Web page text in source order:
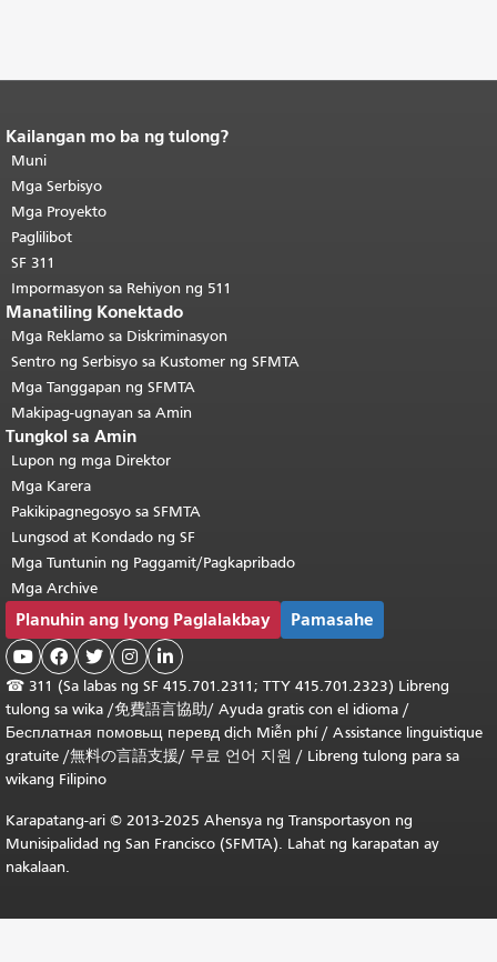
Katapusan ng nilalaman ng
pahina.
pahinang ito ay nauulit sa bawat
pahina.Bumalik sa tuktok ng
pangunahing nilalaman
Kailangan mo ba ng tulong?
Muni
Mga Serbisyo
Mga Proyekto
Paglilibot
SF 311
Impormasyon sa Rehiyon ng 511
Manatiling Konektado
Mga Reklamo sa Diskriminasyon
Sentro ng Serbisyo sa Kustomer ng SFMTA
Mga Tanggapan ng SFMTA
Makipag-ugnayan sa Amin
Tungkol sa Amin
Lupon ng mga Direktor
Mga Karera
Pakikipagnegosyo sa SFMTA
Lungsod at Kondado ng SF
Mga Tuntunin ng Paggamit/Pagkapribado
Mga Archive
Planuhin ang Iyong Paglalakbay Pamasahe
    
☎ 311 (Sa labas ng SF 415.701.2311; TTY 415.701.2323) Libreng
tulong sa wika /免費語言協助/ Ayuda gratis con el idioma /
Бесплатная помовьщ перевд dịch Miễn phí/ Assistance linguistique
gratuite /無料の言語支援/ 무료 언어 지원 / Libreng tulong para sa
wikang Filipino
Karapatang-ari © 2013-2025 Ahensya ng Transportasyon ng
Munisipalidad ng San Francisco (SFMTA). Lahat ng karapatan ay
nakalaan.